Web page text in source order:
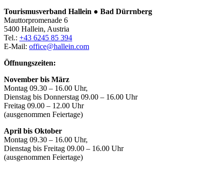
Tourismusverband Hallein ● Bad Dürrnberg
Mauttorpromenade 6
5400 Hallein, Austria
Tel.: +43 6245 85 394
E-Mail: office@hallein.com
Öffnungszeiten:
November bis März
Montag 09.30 – 16.00 Uhr,
Dienstag bis Donnerstag 09.00 – 16.00 Uhr
Freitag 09.00 – 12.00 Uhr
(ausgenommen Feiertage)
April bis Oktober
Montag 09.30 – 16.00 Uhr,
Dienstag bis Freitag 09.00 – 16.00 Uhr
(ausgenommen Feiertage)